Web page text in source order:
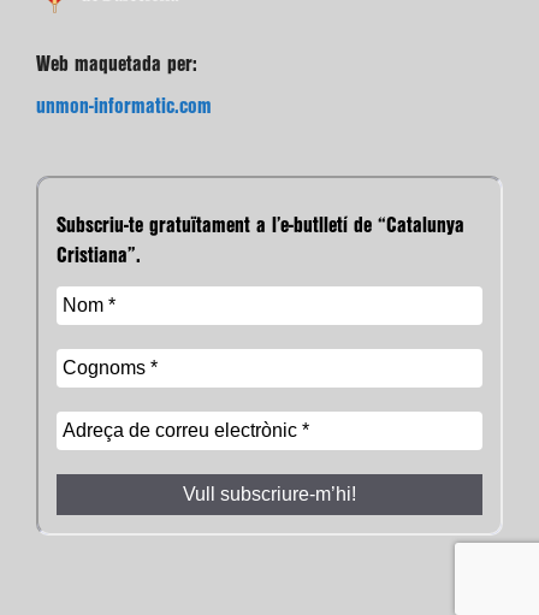
Web maquetada per:
unmon-informatic.com
Subscriu-te gratuïtament a l’e-butlletí de “Catalunya
Cristiana”.